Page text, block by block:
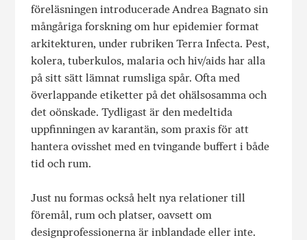
föreläsningen introducerade Andrea Bagnato sin
mångåriga forskning om hur epidemier format
arkitekturen, under rubriken Terra Infecta. Pest,
kolera, tuberkulos, malaria och hiv/aids har alla
på sitt sätt lämnat rumsliga spår. Ofta med
överlappande etiketter på det ohälsosamma och
det oönskade. Tydligast är den medeltida
uppfinningen av karantän, som praxis för att
hantera ovisshet med en tvingande buffert i både
tid och rum.
Just nu formas också helt nya relationer till
föremål, rum och platser, oavsett om
designprofessionerna är inblandade eller inte.